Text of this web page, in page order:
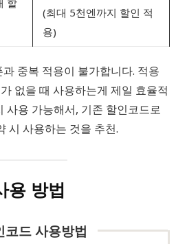
(최대 5천엔까지 할인 적
용)
중복 적용이 불가합니다. 적용
없을 때 사용하는게 제일 효율적
사용 가능해서, 기존 할인코드로
시 사용하는 것을 추천.
용 방법
코드 사용방법